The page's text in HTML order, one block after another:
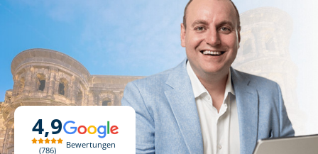
4,9
786
Bewertungen